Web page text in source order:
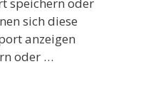
sich diese
anzeigen
oder …